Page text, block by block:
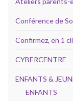
Conférence de
Confirmez, en 1
CYBERCENTRE
ENFANTS &
ENFANTS